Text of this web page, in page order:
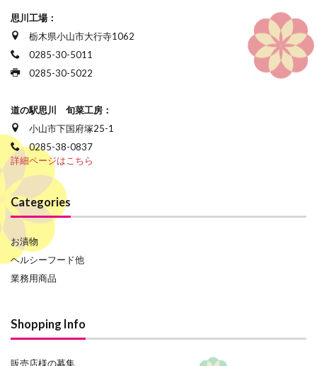
思川工場：
栃木県小山市大行寺1062
0285-30-5011
0285-30-5022
道の駅思川 旬菜工房：
小山市下国府塚25-1
0285-38-0837
詳細ページはこちら
Categories
お漬物
ヘルシーフード他
業務用商品
Shopping Info
販売店様の募集